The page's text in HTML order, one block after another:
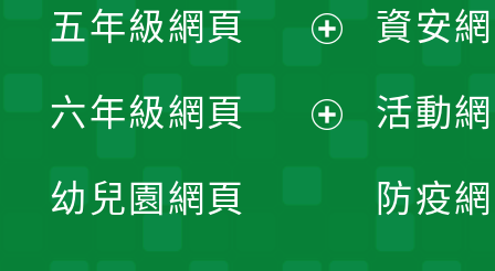
單
選
單
開
選
五年級網頁
開
六年級網頁
幼兒園網頁
資安
活動
防疫